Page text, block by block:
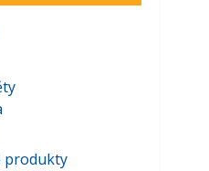
produkty